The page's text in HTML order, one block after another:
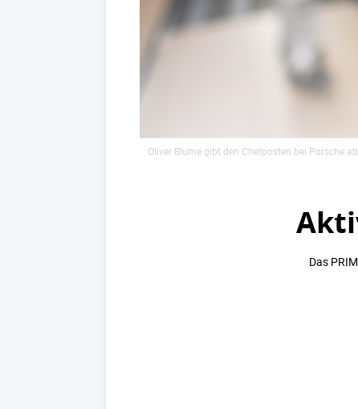
Oliver Blume gibt den Chefposten bei Porsche
Das